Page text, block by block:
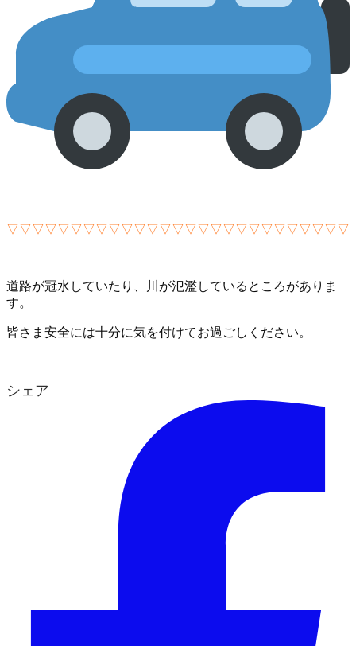
▽▽▽▽▽▽▽▽▽▽▽▽▽▽▽▽▽▽▽▽▽▽▽▽▽▽▽
道路が冠水していたり、川が氾濫しているところがありま
す。
皆さま安全には十分に気を付けてお過ごしください。
シェア